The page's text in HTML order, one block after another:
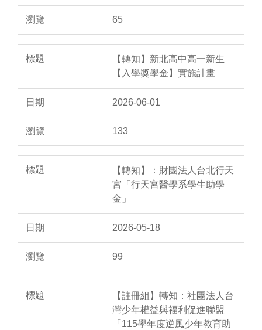
65
【轉知】新北高中高一新生
【入學獎學金】實施計畫
2026-06-01
133
【轉知】：財團法人台北行天
宮「行天宮醫學系學生助學
金」
2026-05-18
99
【註冊組】轉知：社團法人台
灣少年權益與福利促進聯盟
「115學年度逆風少年教育助